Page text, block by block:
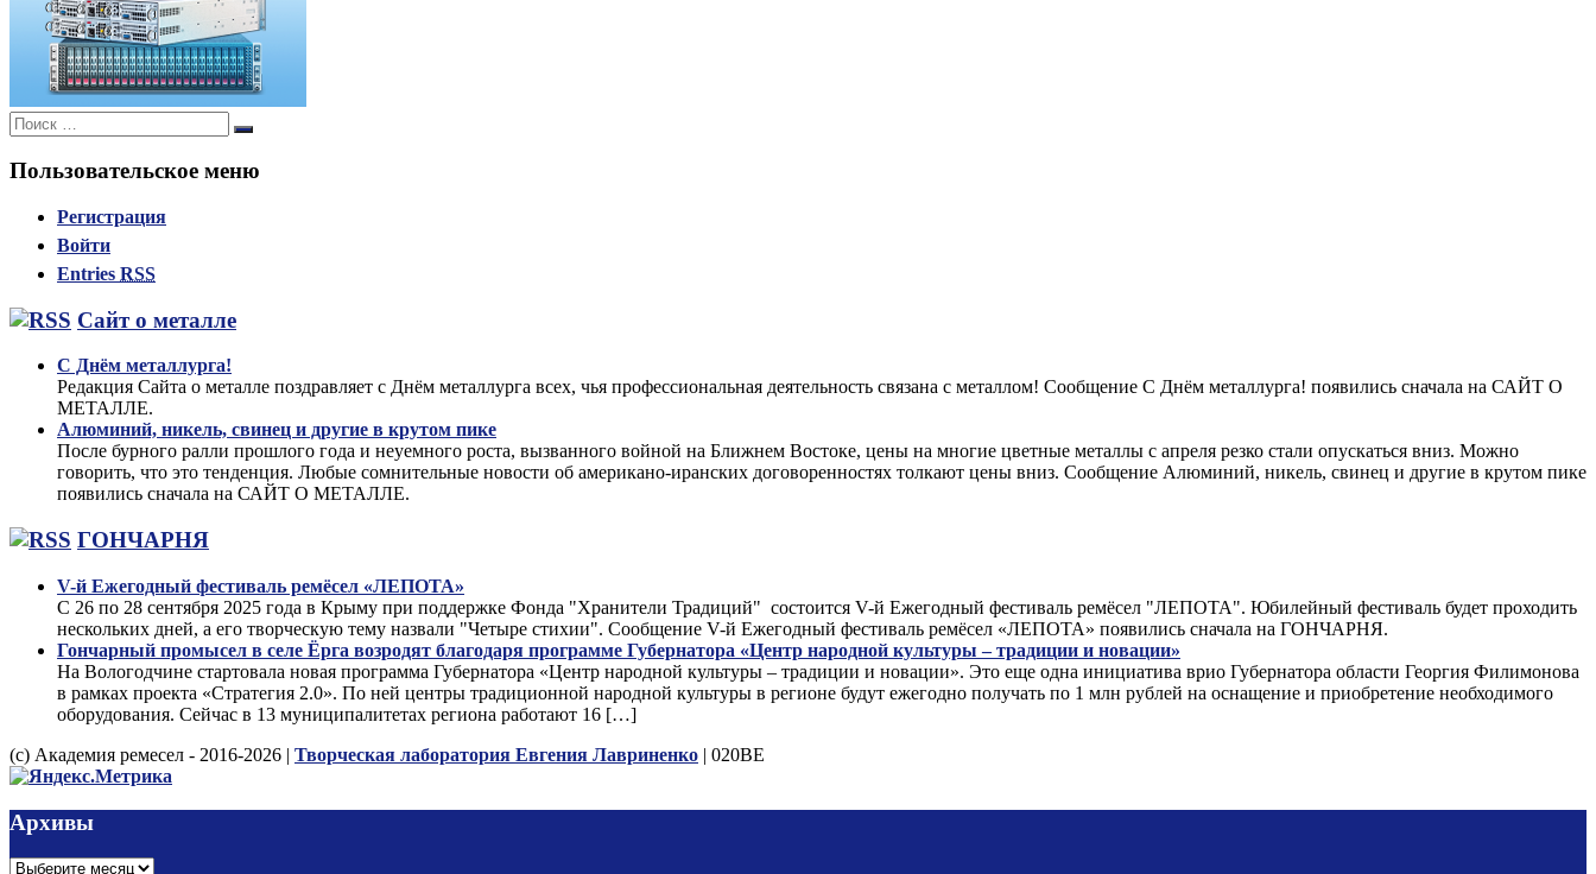
Поиск:
Поиск
Пользовательское меню
Регистрация
Войти
Entries RSS
Сайт о металле
С Днём металлурга!
Редакция Сайта о металле поздравляет с Днём металлурга всех, чья профессиональная деятельность связана с металлом! Сообщение С Днём металлурга! появились сначала на САЙТ О
МЕТАЛЛЕ.
Алюминий, никель, свинец и другие в крутом пике
После бурного ралли прошлого года и неуемного роста, вызванного войной на Ближнем Востоке, цены на многие цветные металлы с апреля резко стали опускаться вниз. Можно
говорить, что это тенденция. Любые сомнительные новости об американо-иранских договоренностях толкают цены вниз. Сообщение Алюминий, никель, свинец и другие в крутом пике
появились сначала на САЙТ О МЕТАЛЛЕ.
ГОНЧАРНЯ
V-й Ежегодный фестиваль ремёсел «ЛЕПОТА»
С 26 по 28 сентября 2025 года в Крыму при поддержке Фонда "Хранители Традиций" состоится V-й Ежегодный фестиваль ремёсел "ЛЕПОТА". Юбилейный фестиваль будет проходить
нескольких дней, а его творческую тему назвали "Четыре стихии". Сообщение V-й Ежегодный фестиваль ремёсел «ЛЕПОТА» появились сначала на ГОНЧАРНЯ.
Гончарный промысел в селе Ёрга возродят благодаря программе Губернатора «Центр народной культуры – традиции и новации»
На Вологодчине стартовала новая программа Губернатора «Центр народной культуры – традиции и новации». Это еще одна инициатива врио Губернатора области Георгия Филимонова
в рамках проекта «Стратегия 2.0». По ней центры традиционной народной культуры в регионе будут ежегодно получать по 1 млн рублей на оснащение и приобретение необходимого
оборудования. Сейчас в 13 муниципалитетах региона работают 16 […]
(с) Академия ремесел - 2016-2026 | Творческая лаборатория Евгения Лавриненко | 020BE
Архивы
Архивы